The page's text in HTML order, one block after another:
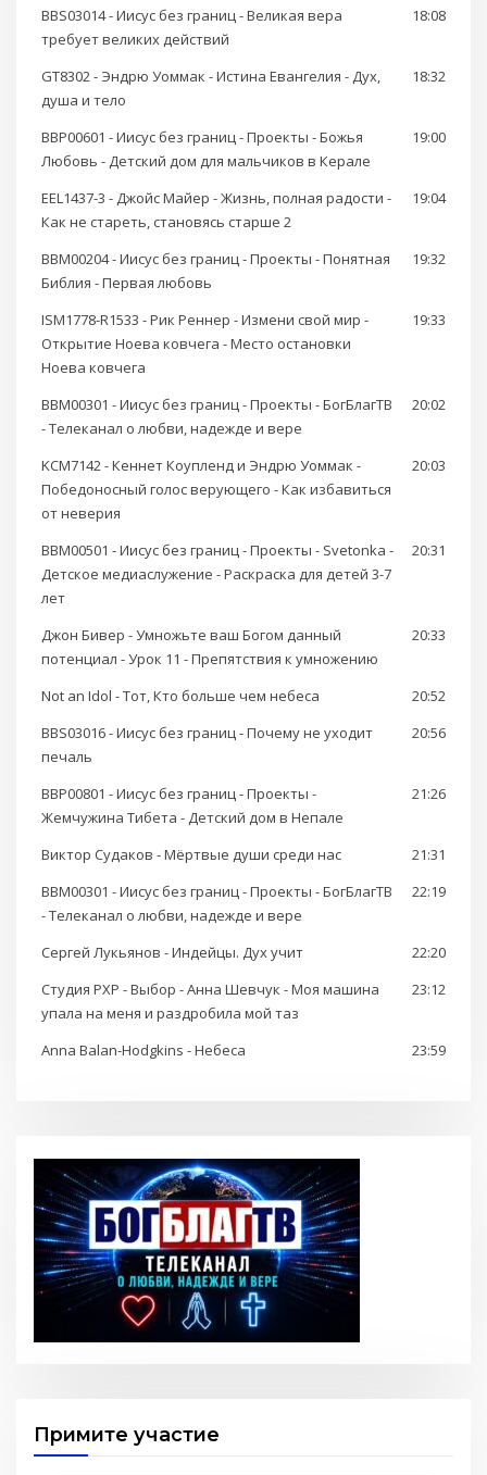
BBS03014 - Иисус без границ - Великая вера
требует великих действий
18:08
GT8302 - Эндрю Уоммак - Истина Евангелия - Дух,
душа и тело
18:32
BBP00601 - Иисус без границ - Проекты - Божья
Любовь - Детский дом для мальчиков в Керале
19:00
EEL1437-3 - Джойс Майер - Жизнь, полная радости -
Как не стареть, становясь старше 2
19:04
BBM00204 - Иисус без границ - Проекты - Понятная
Библия - Первая любовь
19:32
ISM1778-R1533 - Рик Реннер - Измени свой мир -
Открытие Ноева ковчега - Место остановки
Ноева ковчега
19:33
BBM00301 - Иисус без границ - Проекты - БогБлагТВ
- Телеканал о любви, надежде и вере
20:02
KCM7142 - Кеннет Коупленд и Эндрю Уоммак -
Победоносный голос верующего - Как избавиться
от неверия
20:03
BBM00501 - Иисус без границ - Проекты - Svetonka -
Детское медиаслужение - Раскраска для детей 3-7
лет
20:31
Джон Бивер - Умножьте ваш Богом данный
потенциал - Урок 11 - Препятствия к умножению
20:33
Not an Idol - Тот, Кто больше чем небеса
20:52
BBS03016 - Иисус без границ - Почему не уходит
печаль
20:56
BBP00801 - Иисус без границ - Проекты -
Жемчужина Тибета - Детский дом в Непале
21:26
Виктор Судаков - Мёртвые души среди нас
21:31
BBM00301 - Иисус без границ - Проекты - БогБлагТВ
- Телеканал о любви, надежде и вере
22:19
Сергей Лукьянов - Индейцы. Дух учит
22:20
Студия РХР - Выбор - Анна Шевчук - Моя машина
упала на меня и раздробила мой таз
23:12
Anna Balan-Hodgkins - Небеса 23:59
Примите участие